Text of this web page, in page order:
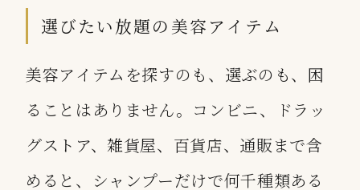
選びたい放題の美容アイテム
美容アイテムを探すのも、選ぶのも、困
ることはありません。コンビニ、ドラッ
グストア、雑貨屋、百貨店、通販まで含
めると、シャンプーだけで何千種類ある